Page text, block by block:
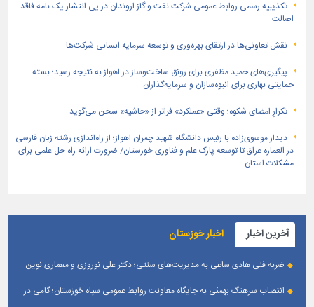
تكذیبیه رسمی روابط عمومی شركت نفت و گاز اروندان در پی انتشار یک نامه فاقد
اصالت
نقش تعاونی‌ها در ارتقای بهره‌وری و توسعه سرمایه انسانی شرکت‌ها
پیگیری‌های حمید مظفری برای رونق ساخت‌وساز در اهواز به نتیجه رسید؛ بسته
حمایتی بهاری برای انبوه‌سازان و سرمایه‌گذاران
تکرارِ امضای شکوه؛ وقتی «عملکرد» فراتر از «حاشیه» سخن می‌گوید
دیدار موسوی‌زاده با رئیس دانشگاه شهید چمران اهواز؛ از راه‌اندازی رشته زبان فارسی
در العماره عراق تا توسعه پارک علم و فناوری خوزستان/ ضرورت ارائه راه حل علمی برای
مشکلات استان
آخرین اخبار اخبار خوزستان
ضربه فنی هادی ساعی به مدیریت‌های سنتی؛ دکتر علی نوروزی و معماری نوین
انتصاب سرهنگ بهمئی به جایگاه معاونت روابط عمومی سپاه خوزستان؛ گامی در